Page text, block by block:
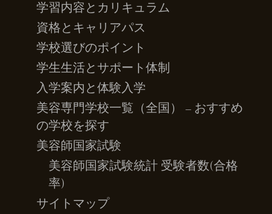
学習内容とカリキュラム
資格とキャリアパス
学校選びのポイント
学生生活とサポート体制
入学案内と体験入学
美容専門学校一覧（全国） – おすすめ
の学校を探す
美容師国家試験
美容師国家試験統計 受験者数(合格
率)
サイトマップ